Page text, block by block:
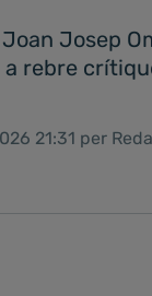
Josep
a rebre
21:31 per